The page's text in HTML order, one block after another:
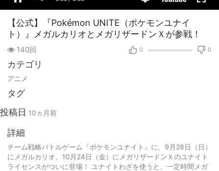
【公式】『Pokémon UNITE（ポケモンユナイ
ト）』メガルカリオとメガリザードンＸが参戦！
0 0
140回
カテゴリ
アニメ
タグ
投稿日 10ヵ月前
詳細
チーム戦略バトルゲーム『ポケモンユナイト』に、9月28日（日）
にメガルカリオ、10月24日（金）にメガリザードンＸのユナイト
ライセンスがついに登場！ ユナイトわざを使うと、一定時間メガ